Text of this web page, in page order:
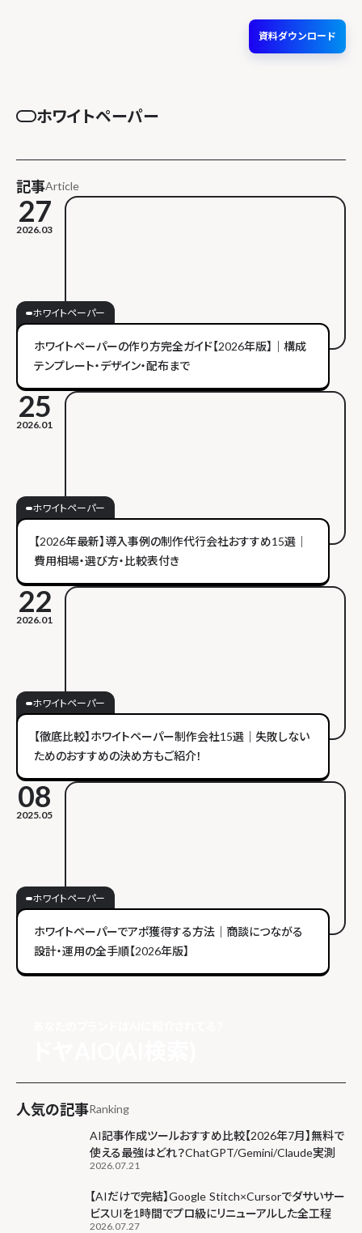
資料ダウンロード
ホワイトペーパー
記事Article
27
2026.03
ホワイトペーパー
ホワイトペーパーの作り方完全ガイド【2026年版】｜構成
テンプレート・デザイン・配布まで
25
2026.01
ホワイトペーパー
【2026年最新】導入事例の制作代行会社おすすめ15選｜
費用相場・選び方・比較表付き
22
2026.01
ホワイトペーパー
【徹底比較】ホワイトペーパー制作会社15選｜失敗しない
ためのおすすめの決め方もご紹介！
08
2025.05
ホワイトペーパー
ホワイトペーパーでアポ獲得する方法｜商談につながる
設計・運用の全手順【2026年版】
人気の記事Ranking
AI記事作成ツールおすすめ比較【2026年7月】無料で
使える最強はどれ？ChatGPT/Gemini/Claude実測
2026.07.21
【AIだけで完結】Google Stitch×Cursorでダサいサー
ビスUIを1時間でプロ級にリニューアルした全工程
2026.07.27